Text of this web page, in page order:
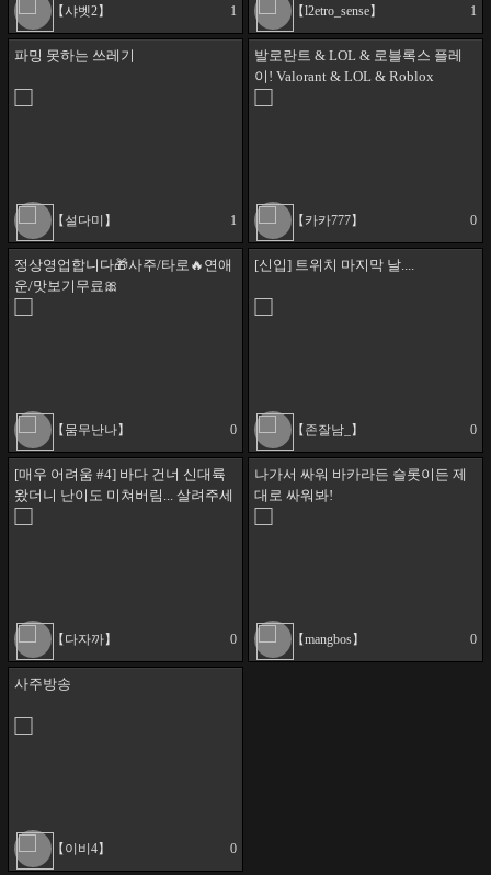
【샤벳2】 1 【l2etro_sense】 1
파밍 못하는 쓰레기
【설다미】 1
발로란트 & LOL & 로블록스 플레
이! Valorant & LOL & Roblox
【카카777】 0
정상영업합니다🎁사주/타로🔥연애
운/맛보기무료🎀
【뭄무난나】 0
[신입] 트위치 마지막 날....
【존잘남_】 0
[매우 어려움 #4] 바다 건너 신대륙
왔더니 난이도 미쳐버림... 살려주세
【다자까】 0
나가서 싸워 바카라든 슬롯이든 제
대로 싸워봐!
【mangbos】 0
사주방송
【이비4】 0